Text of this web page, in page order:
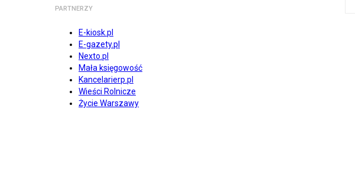
PARTNERZY
E-kiosk.pl
E-gazety.pl
Nexto.pl
Mała księgowość
Kancelarierp.pl
Wieści Rolnicze
Życie Warszawy